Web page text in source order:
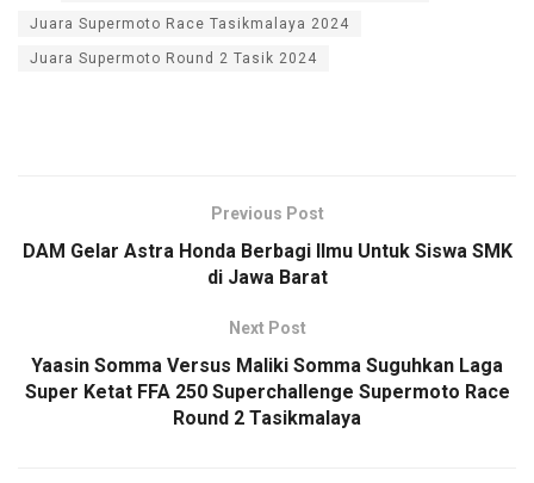
Juara Supermoto Race Tasikmalaya 2024
Juara Supermoto Round 2 Tasik 2024
Previous Post
DAM Gelar Astra Honda Berbagi Ilmu Untuk Siswa SMK
di Jawa Barat
Next Post
Yaasin Somma Versus Maliki Somma Suguhkan Laga
Super Ketat FFA 250 Superchallenge Supermoto Race
Round 2 Tasikmalaya